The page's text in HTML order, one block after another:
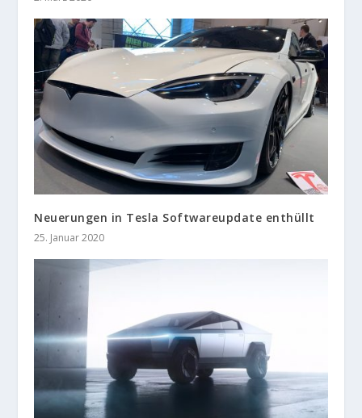
Neuerungen in Tesla Softwareupdate enthüllt
25. Januar 2020